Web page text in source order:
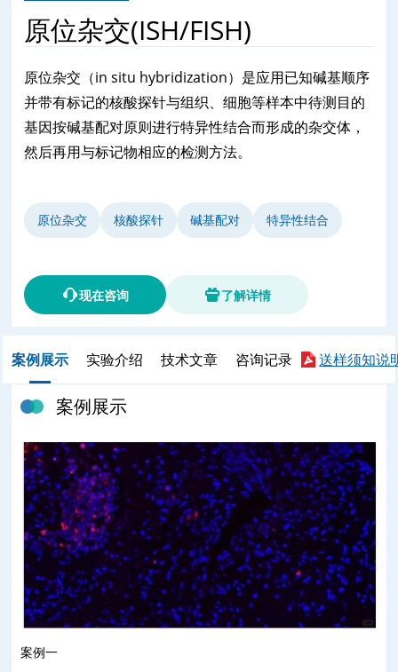
原位杂交(ISH/FISH)
原位杂交（in situ hybridization）是应用已知碱基顺序
并带有标记的核酸探针与组织、细胞等样本中待测目的
基因按碱基配对原则进行特异性结合而形成的杂交体，
然后再用与标记物相应的检测方法。
原位杂交 核酸探针 碱基配对 特异性结合
现在咨询 了解详情
案例展示 实验介绍 技术文章 咨询记录 送样须知说
案例展示
案例一